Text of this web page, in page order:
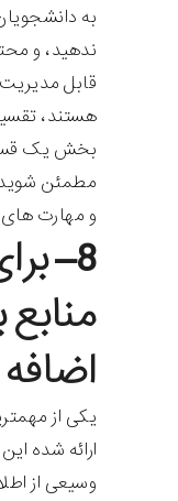
به
ندهید، و
قابل
هستند،
بخش یک
مطمئن شوید
و مهارت های
8
–
یکی از
ارائه شده
وسیعی از